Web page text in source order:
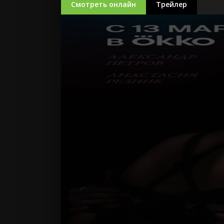
Смотреть онлайн Трейлер